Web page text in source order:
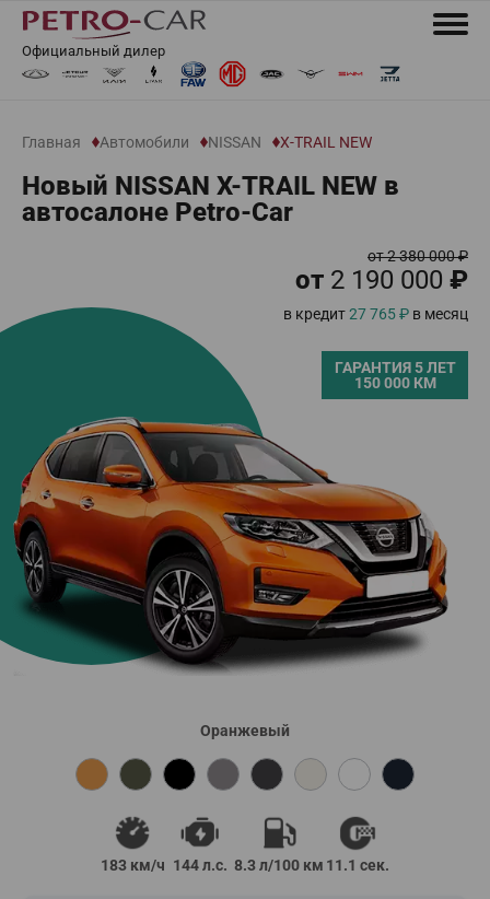
Официальный дилер
Главная Автомобили NISSAN X-TRAIL NEW
Новый NISSAN X-TRAIL NEW в
автосалоне Petro-Car
от 2 380 000 ₽
от 2 190 000 ₽
в кредит27 765 ₽ в месяц
ГАРАНТИЯ 5 ЛЕТ
150 000 КМ
183 км/ч 144 л.с. 8.3 л/100 км 11.1 сек.
Оранжевый